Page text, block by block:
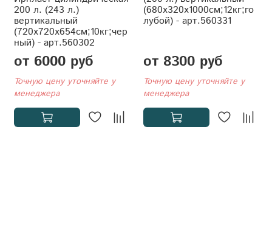
200 л. (243 л.)
вертикальный
(720x720x654см;10кг;чер
ный) - арт.560302
от 6000 руб
Точную цену уточняйте у
менеджера
(680x320x1000см;12кг;го
лубой) - арт.560331
от 8300 руб
Точную цену уточняйте у
менеджера